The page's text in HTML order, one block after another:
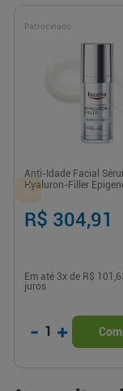
Patrocinado
Anti-Idade Facial
Hyaluron-Filler
R$ 304,91
Em até 3x de R$
juros
- 1 +